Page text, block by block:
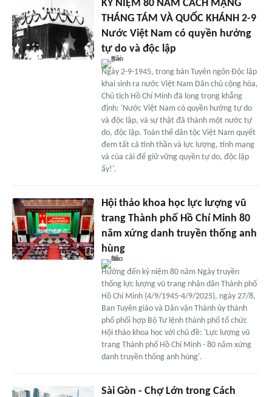
KỶ NIỆM 80 NĂM CÁCH MẠNG
THÁNG TÁM VÀ QUỐC KHÁNH 2-9
Nước Việt Nam có quyền hưởng
tự do và độc lập
Ngày 2-9-1945, trong bản Tuyên ngôn Độc lập
khai sinh ra nước Việt Nam Dân chủ cộng hòa,
Chủ tịch Hồ Chí Minh đã long trọng khẳng
định: 'Nước Việt Nam có quyền hưởng tự do
và độc lập, và sự thật đã thành một nước tự
do, độc lập. Toàn thể dân tộc Việt Nam quyết
đem tất cả tinh thần và lực lượng, tính mạng
và của cải để giữ vững quyền tự do, độc lập
ấy!'.
Hội thảo khoa học lực lượng vũ
trang Thành phố Hồ Chí Minh 80
năm xứng danh truyền thống anh
hùng
Hướng đến kỷ niệm 80 năm Ngày truyền
thống lực lượng vũ trang nhân dân Thành phố
Hồ Chí Minh (4/9/1945-4/9/2025), ngày 27/8,
Ban Tuyên giáo và Dân vận Thành ủy thành
phố phối hợp Bộ Tư lệnh thành phố tổ chức
Hội thảo khoa học với chủ đề: 'Lực lượng vũ
trang Thành phố Hồ Chí Minh - 80 năm xứng
danh truyền thống anh hùng'.
Sài Gòn - Chợ Lớn trong Cách